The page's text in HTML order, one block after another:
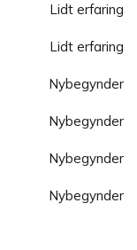
Lidt erfaring
Lidt erfaring
Nybegynder
Nybegynder
Nybegynder
Nybegynder